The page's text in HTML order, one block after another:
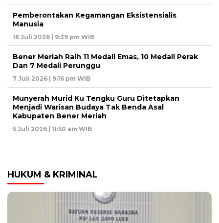
Pemberontakan Kegamangan Eksistensialis
Manusia
16 Juli 2026 | 9:39 pm WIB
Bener Meriah Raih 11 Medali Emas, 10 Medali Perak
Dan 7 Medali Perunggu
7 Juli 2026 | 9:16 pm WIB
Munyerah Murid Ku Tengku Guru Ditetapkan
Menjadi Warisan Budaya Tak Benda Asal
Kabupaten Bener Meriah
5 Juli 2026 | 11:50 am WIB
HUKUM & KRIMINAL